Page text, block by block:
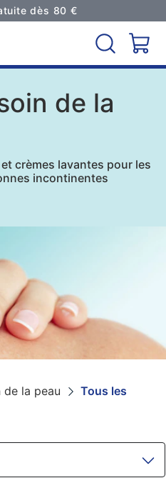
dès 80 €
de la
crèmes lavantes pour les
incontinentes
de la peau
Tous les